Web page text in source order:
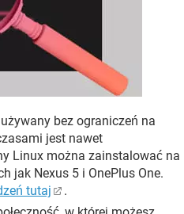
bez ograniczeń na
jest nawet
Linux można zainstalować na
jak Nexus 5 i OnePlus One.
tutaj
.